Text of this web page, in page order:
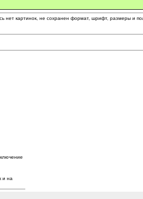
нет картинок, не сохранен формат, шрифт, размеры и
и на